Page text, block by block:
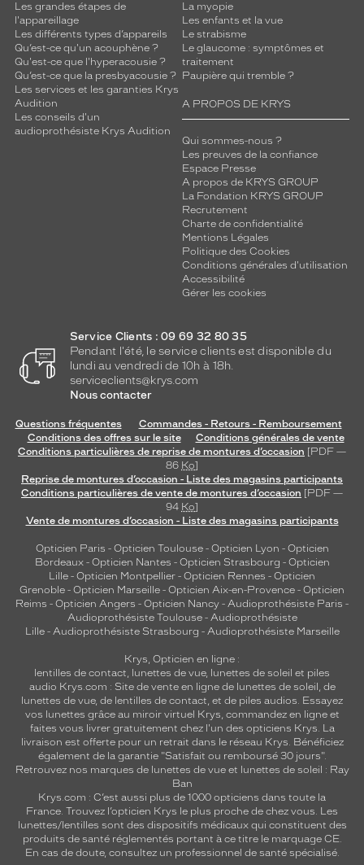
Les grandes étapes de
l'appareillage
Les différents types d’appareils
Qu’est-ce qu'un acouphène ?
Qu'est-ce que l'hyperacousie ?
Qu’est-ce que la presbyacousie ?
Les services et les garanties Krys
Audition
Les conseils d'un
audioprothésiste Krys Audition
La myopie
Les enfants et la vue
Le strabisme
Le glaucome : symptômes et
traitement
Paupière qui tremble ?
A PROPOS DE KRYS
Qui sommes-nous ?
Les preuves de la confiance
Espace Presse
A propos de KRYS GROUP
La Fondation KRYS GROUP
Recrutement
Charte de confidentialité
Mentions Légales
Politique des Cookies
Conditions générales d'utilisation
Accessibilité
Gérer les cookies
Service Clients : 09 69 32 80 35
Pendant l'été, le service clients est disponible du
lundi au vendredi de 10h à 18h.
serviceclients@krys.com
Nous contacter
Questions fréquentes
Commandes - Retours - Remboursement
Conditions des offres sur le site
Conditions générales de vente
Conditions particulières de reprise de montures d’occasion [PDF —
86 Ko]
Reprise de montures d’occasion - Liste des magasins participants
Conditions particulières de vente de montures d’occasion [PDF —
94 Ko]
Vente de montures d’occasion - Liste des magasins participants
Opticien Paris - Opticien Toulouse- Opticien Lyon - Opticien
Bordeaux- Opticien Nantes - Opticien Strasbourg - Opticien
Lille - Opticien Montpellier - Opticien Rennes - Opticien
Grenoble - Opticien Marseille - Opticien Aix-en-Provence - Opticien
Reims - Opticien Angers - Opticien Nancy - Audioprothésiste Paris -
Audioprothésiste Toulouse- Audioprothésiste
Lille- Audioprothésiste Strasbourg - Audioprothésiste Marseille
Krys, Opticien en ligne :
lentilles de contact, lunettes de vue, lunettes de soleil et piles
audio Krys.com : Site de vente en ligne de lunettes de soleil, de
lunettes de vue, de lentilles de contact, et de piles audios. Essayez
vos lunettes grâce au miroir virtuel Krys, commandez en ligne et
faites vous livrer gratuitement chez l'un des opticiens Krys. La
livraison est offerte pour un retrait dans le réseau Krys. Bénéficiez
également de la garantie "Satisfait ou remboursé 30 jours".
Retrouvez nos marques de lunettes de vue et lunettes de soleil : Ray
Ban
Krys.com : C’est aussi plus de 1000 opticiens dans toute la
France. Trouvez l’opticien Krys le plus proche de chez vous. Les
lunettes/lentilles sont des dispositifs médicaux qui constituent des
produits de santé réglementés portant à ce titre le marquage CE.
En cas de doute, consultez un professionnel de santé spécialisé.